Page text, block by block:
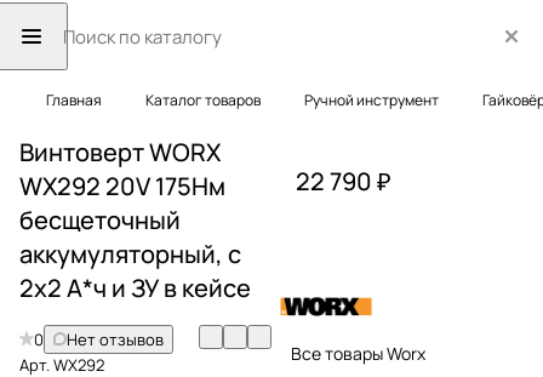
Главная Каталог товаров Ручной инструмент
Винтоверт WORX
WX292 20V 175Нм
бесщеточный
аккумуляторный, с
2х2 А*ч и ЗУ в кейсе
0
Нет отзывов
Арт.WX292
22 790 ₽
Все товары Worx